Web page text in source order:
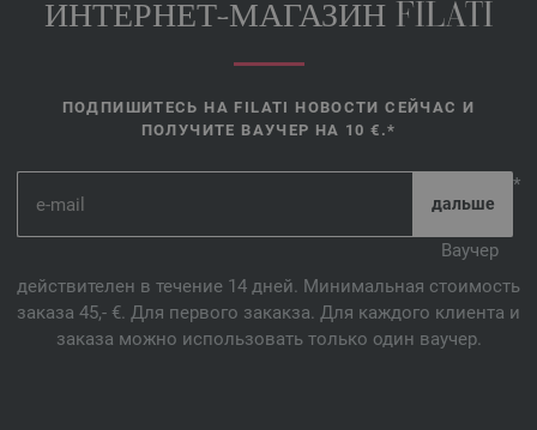
ИНТЕРНЕТ-МАГАЗИН FILATI
ПОДПИШИТЕСЬ НА FILATI НОВОСТИ СЕЙЧАС И
ПОЛУЧИТЕ ВАУЧЕР НА 10 €.*
*
Ваучер
действителен в течение 14 дней. Минимальная стоимость
заказа 45,- €. Для первого закакза. Для каждого клиента и
заказа можно использовать только один ваучер.